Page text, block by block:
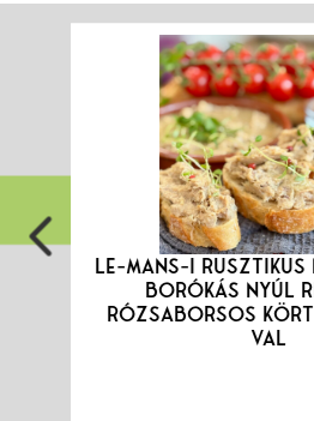
LE-MANS-I RUSZTIKUS
BORÓKÁS NYÚL
RÓZSABORSOS
VAL